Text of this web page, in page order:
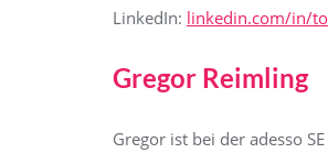
LinkedIn: linkedin.com/in/
Gregor Reimling
Gregor ist bei der adesso